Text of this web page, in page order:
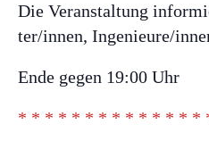
Die Veranstaltung
ter/innen, Ingenieure/
Ende gegen 19:00 Uhr
* * * * * * * * * * * * * *